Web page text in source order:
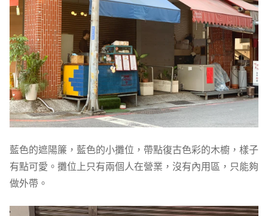
藍色的遮陽簾，藍色的小攤位，帶點復古色彩的木櫥，樣子
有點可愛。攤位上只有兩個人在營業，沒有內用區，只能夠
做外帶。